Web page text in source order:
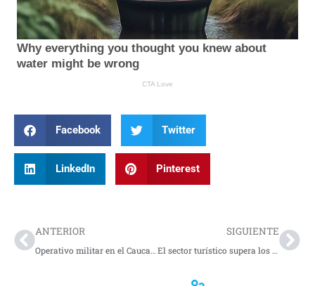
Facebook Twitter
LinkedIn Pinterest
ANTERIOR
Operativo militar en el Cauca contra disidencias de las Farc
SIGUIENTE
El sector turístico supera los 2.200 ciberataques semanales por organización con un aumento del 122% en tres años